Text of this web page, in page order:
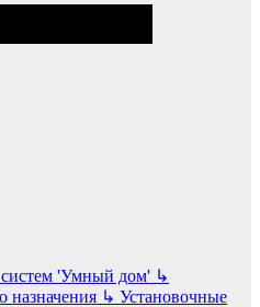
систем 'Умный дом' ↳
назначения ↳ Установочные